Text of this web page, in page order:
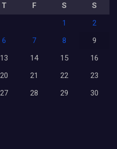
T F S
S
1
2
6 7 8
9
13 14 15
16
20 21 22
23
27 28 29
30